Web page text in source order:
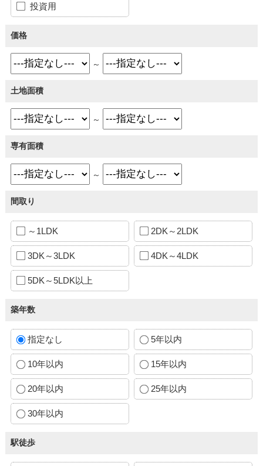
投資用
価格
～
土地面積
～
専有面積
～
間取り
～1LDK 2DK～2LDK
3DK～3LDK 4DK～4LDK
5DK～5LDK以上
築年数
指定なし 5年以内
10年以内 15年以内
20年以内 25年以内
30年以内
駅徒歩